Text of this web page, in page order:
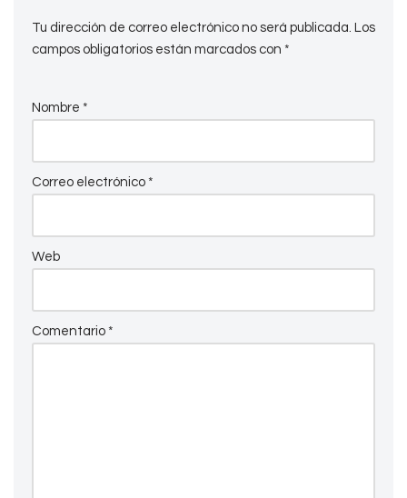
Tu dirección de correo electrónico no será publicada. Los
campos obligatorios están marcados con *
Nombre *
Correo electrónico *
Web
Comentario *